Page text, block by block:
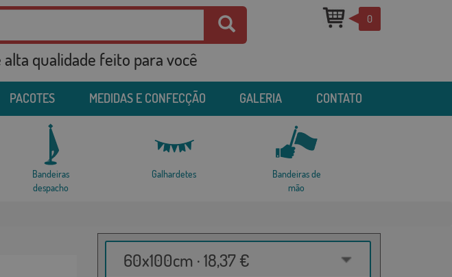
qualidade feito para você
0
PACOTES MEDIDAS E CONFECÇÃO GALERIA CONTATO
Bandeiras
despacho
Galhardetes
Bandeiras de
mão
60x100cm · 18,37 €